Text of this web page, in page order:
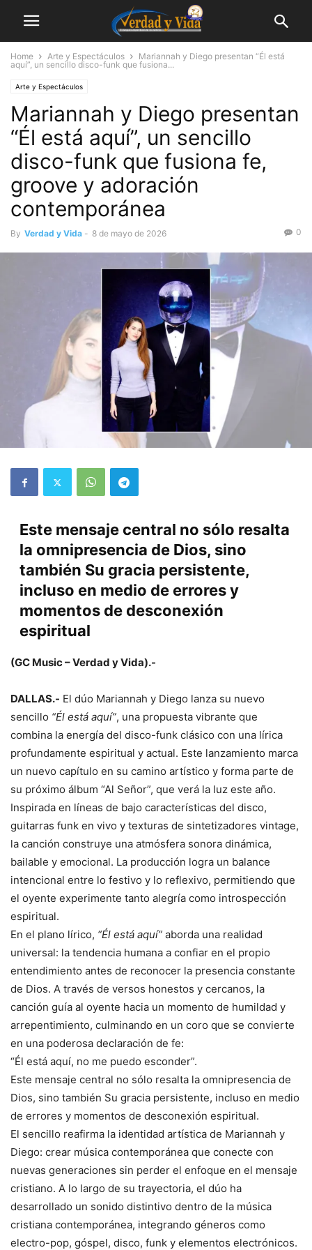
Home Arte y Espectáculos
Mariannah y Diego presentan “Él está
aquí”, un sencillo disco-funk que fusiona...
Arte y Espectáculos
Mariannah y Diego presentan
“Él está aquí”, un sencillo
disco-funk que fusiona fe,
groove y adoración
contemporánea
By Verdad y Vida - 8 de mayo de 2026 0
Este mensaje central no sólo resalta
la omnipresencia de Dios, sino
también Su gracia persistente,
incluso en medio de errores y
momentos de desconexión
espiritual
(GC Music – Verdad y Vida).-
DALLAS.- El dúo Mariannah y Diego lanza su nuevo
sencillo “Él está aquí”, una propuesta vibrante que
combina la energía del disco-funk clásico con una lírica
profundamente espiritual y actual. Este lanzamiento marca
un nuevo capítulo en su camino artístico y forma parte de
su próximo álbum “Al Señor”, que verá la luz este año.
Inspirada en líneas de bajo características del disco,
guitarras funk en vivo y texturas de sintetizadores vintage,
la canción construye una atmósfera sonora dinámica,
bailable y emocional. La producción logra un balance
intencional entre lo festivo y lo reflexivo, permitiendo que
el oyente experimente tanto alegría como introspección
espiritual.
En el plano lírico, “Él está aquí” aborda una realidad
universal: la tendencia humana a confiar en el propio
entendimiento antes de reconocer la presencia constante
de Dios. A través de versos honestos y cercanos, la
canción guía al oyente hacia un momento de humildad y
arrepentimiento, culminando en un coro que se convierte
en una poderosa declaración de fe:
“Él está aquí, no me puedo esconder”.
Este mensaje central no sólo resalta la omnipresencia de
Dios, sino también Su gracia persistente, incluso en medio
de errores y momentos de desconexión espiritual.
El sencillo reafirma la identidad artística de Mariannah y
Diego: crear música contemporánea que conecte con
nuevas generaciones sin perder el enfoque en el mensaje
cristiano. A lo largo de su trayectoria, el dúo ha
desarrollado un sonido distintivo dentro de la música
cristiana contemporánea, integrando géneros como
electro-pop, góspel, disco, funk y elementos electrónicos.